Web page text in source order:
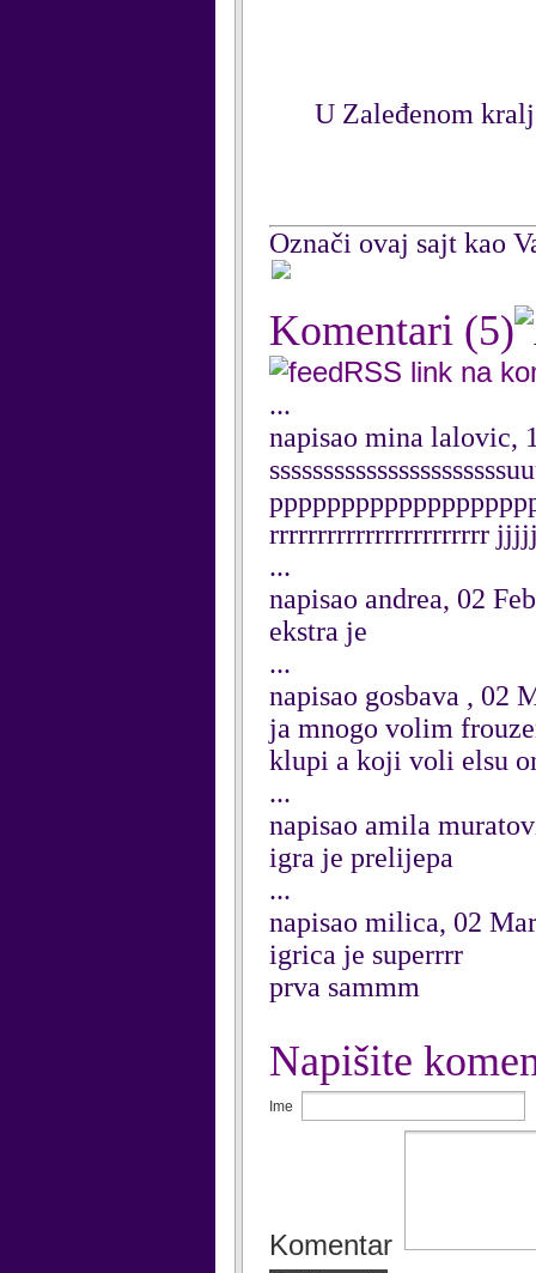
U Zaleđenom
Označi ovaj sajt kao
Komentari (5)
RSS link na
...
napisao mina lalovic,
rrrrrrrrrrrrrrrrrrrrrrr
...
napisao andrea, 02
ekstra je
...
napisao gosbava , 02
ja mnogo volim
klupi a koji voli elsu
...
napisao amila
igra je prelijepa
...
napisao milica, 02
igrica je superrrr
prva sammm
Napišite
Ime
Komentar